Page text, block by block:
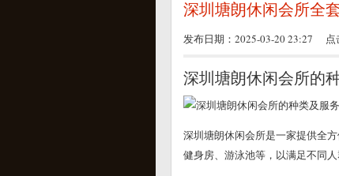
深圳塘朗休闲会所全
发布日期：2025-03-20 23:27 点
深圳塘朗休闲会所的
深圳塘朗休闲会所是一家提供全
健身房、游泳池等，以满足不同人